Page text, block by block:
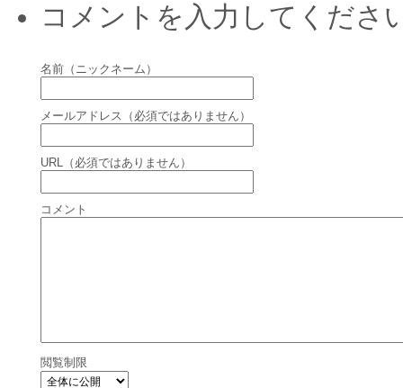
コメントを入力してくださ
名前（ニックネーム）
メールアドレス（必須ではありません）
URL（必須ではありません）
コメント
閲覧制限